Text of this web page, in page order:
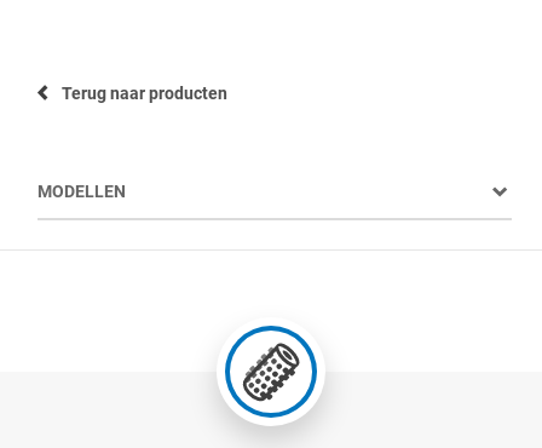
Terug naar producten
MODELLEN